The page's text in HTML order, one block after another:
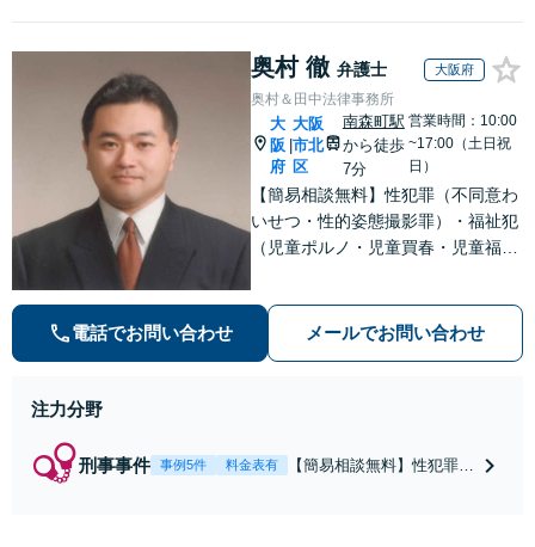
奥村 徹 弁護士 大阪府
奥村＆田中法律事務所
大
阪
府
大阪
市北
区
南森町駅
から徒歩
7分
営業時間：10:00
~17:00（土日祝
日）
【簡易相談無料】性犯罪（不同意わ
いせつ・性的姿態撮影罪）・福祉犯
（児童ポルノ・児童買春・児童福祉
等）に非常に詳しい弁護士です
電話でお問い合わせ メールでお問い合わせ
注力分野
刑事事件 事例5件 料金表有
【簡易相談無料】性犯罪